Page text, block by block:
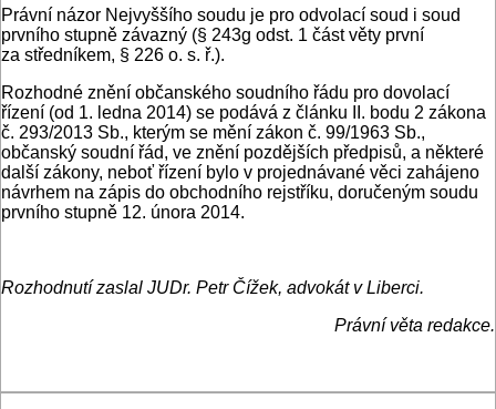
Právní názor Nejvyššího soudu je pro odvolací soud i soud
prvního stupně závazný (§ 243g odst. 1 část věty první
za středníkem, § 226 o. s. ř.).
Rozhodné znění občanského soudního řádu pro dovolací
řízení (od 1. ledna 2014) se podává z článku II. bodu 2 zákona
č. 293/2013 Sb., kterým se mění zákon č. 99/1963 Sb.,
občanský soudní řád, ve znění pozdějších předpisů, a některé
další zákony, neboť řízení bylo v projednávané věci zahájeno
návrhem na zápis do obchodního rejstříku, doručeným soudu
prvního stupně 12. února 2014.
Rozhodnutí zaslal JUDr. Petr Čížek, advokát v Liberci.
Právní věta redakce.